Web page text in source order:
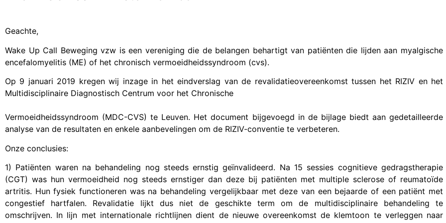
Geachte,
Wake Up Call Beweging vzw is een vereniging die de belangen behartigt van patiënten die lijden aan myalgische
encefalomyelitis (ME) of het chronisch vermoeidheidssyndroom (cvs).
Op 9 januari 2019 kregen wij inzage in het eindverslag van de revalidatieovereenkomst tussen het RIZIV en het
Multidisciplinaire Diagnostisch Centrum voor het Chronische
Vermoeidheidssyndroom (MDC-CVS) te Leuven. Het document bijgevoegd in de bijlage biedt aan gedetailleerde
analyse van de resultaten en enkele aanbevelingen om de RIZIV-conventie te verbeteren.
Onze conclusies:
1) Patiënten waren na behandeling nog steeds ernstig geïnvalideerd. Na 15 sessies cognitieve gedragstherapie
(CGT) was hun vermoeidheid nog steeds ernstiger dan deze bij patiënten met multiple sclerose of reumatoïde
artritis. Hun fysiek functioneren was na behandeling vergelijkbaar met deze van een bejaarde of een patiënt met
congestief hartfalen. Revalidatie lijkt dus niet de geschikte term om de multidisciplinaire behandeling te
omschrijven. In lijn met internationale richtlijnen dient de nieuwe overeenkomst de klemtoon te verleggen naar